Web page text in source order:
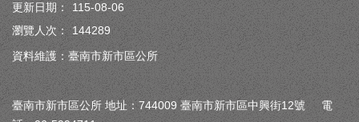
更新日期：
115-08-06
瀏覽人次：
144289
資料維護：臺南市新市區公所
臺南市新市區公所 地址：744009 臺南市新市區中興街12號 電